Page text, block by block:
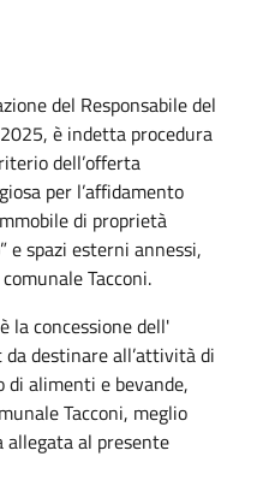
del Responsabile del
è indetta procedura
dell’offerta
per l’affidamento
di proprietà
e spazi esterni annessi,
Tacconi.
la concessione dell'
destinare all’attività di
alimenti e bevande,
Tacconi, meglio
al presente